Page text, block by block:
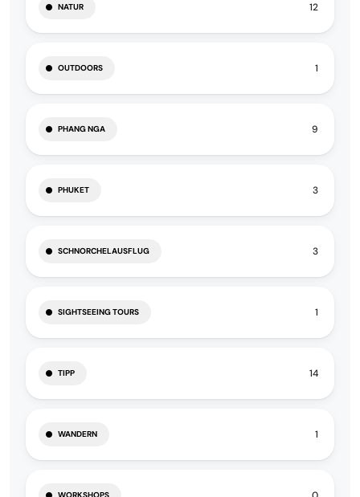
NATUR 12
OUTDOORS 1
PHANG NGA 9
PHUKET 3
SCHNORCHELAUSFLUG 3
SIGHTSEEING TOURS 1
TIPP 14
WANDERN 1
WORKSHOPS